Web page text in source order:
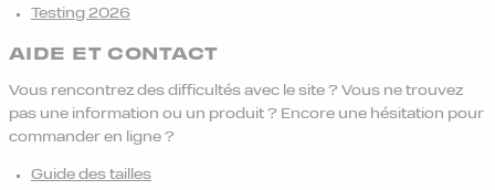
Testing 2026
AIDE ET CONTACT
Vous rencontrez des difficultés avec le site ? Vous ne trouvez
pas une information ou un produit ? Encore une hésitation pour
commander en ligne ?
Guide des tailles